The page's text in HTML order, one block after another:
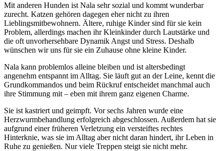
Mit anderen Hunden ist Nala sehr sozial und kommt wunderbar
zurecht. Katzen gehören dagegen eher nicht zu ihren
Lieblingsmitbewohnern. Ältere, ruhige Kinder sind für sie kein
Problem, allerdings machen ihr Kleinkinder durch Lautstärke und
die oft unvorhersehbare Dynamik Angst und Stress. Deshalb
wünschen wir uns für sie ein Zuhause ohne kleine Kinder.
Nala kann problemlos alleine bleiben und ist altersbedingt
angenehm entspannt im Alltag. Sie läuft gut an der Leine, kennt die
Grundkommandos und beim Rückruf entscheidet manchmal auch
ihre Stimmung mit – eben mit ihrem ganz eigenen Charme.
Sie ist kastriert und geimpft. Vor sechs Jahren wurde eine
Herzwurmbehandlung erfolgreich abgeschlossen. Außerdem hat sie
aufgrund einer früheren Verletzung ein versteiftes rechtes
Hinterknie, was sie im Alltag aber nicht daran hindert, ihr Leben in
Ruhe zu genießen. Nur viele Treppen steigt sie nicht mehr.